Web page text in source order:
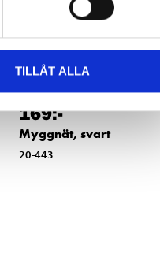
TILLÅT ALLA
169:-
Myggnät, svart
20-443